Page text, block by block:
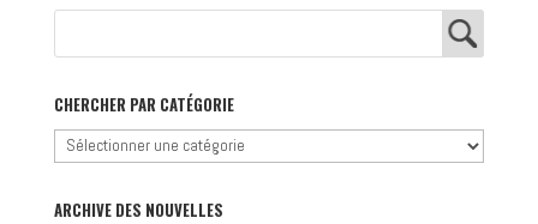
CHERCHER PAR CATÉGORIE
Chercher
catégorie
ARCHIVE DES NOUVELLES